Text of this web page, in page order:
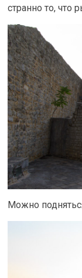
странно то, что
Можно